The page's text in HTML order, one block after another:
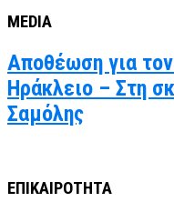
MEDIA
Αποθέωση για
Ηράκλειο – Στη
Σαμόλης
ΕΠΙΚΑΙΡΟΤΗΤΑ